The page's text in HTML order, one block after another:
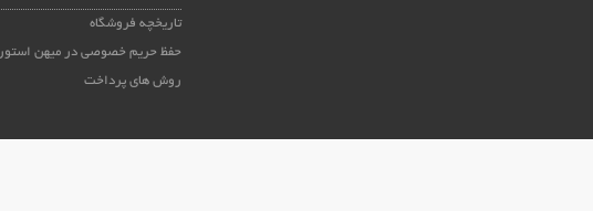
تاریخچه فروشگاه
حفظ حریم خصوصی در میهن استور
روش های پرداخت